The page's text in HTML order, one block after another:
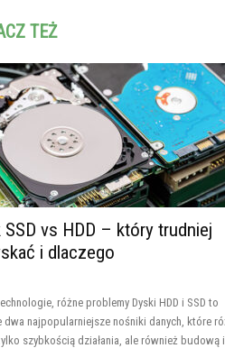
TEŻ
SSD vs HDD – który trudniej
i dlaczego
różne problemy Dyski HDD i SSD to
dwa najpopularniejsze nośniki danych, które
szybkością działania, ale również budową